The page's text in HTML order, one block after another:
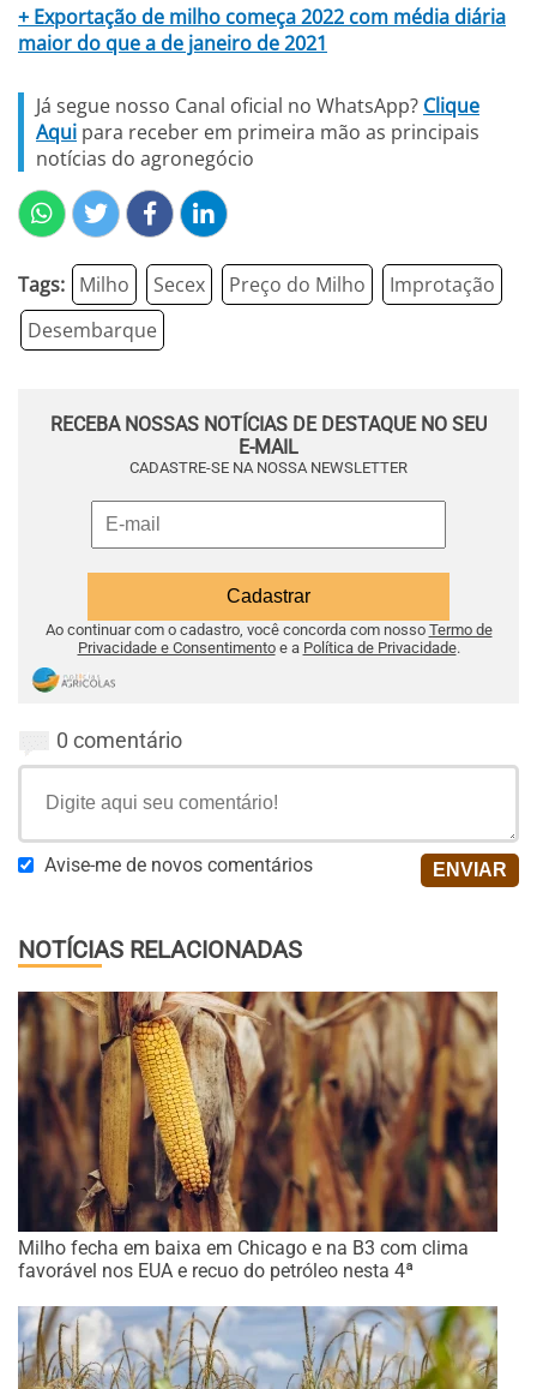
+ Exportação de milho começa 2022 com média diária
maior do que a de janeiro de 2021
Já segue nosso Canal oficial no WhatsApp? Clique
Aqui para receber em primeira mão as principais
notícias do agronegócio
Tags: Milho Secex Preço do Milho
Improtação
Desembarque
RECEBA NOSSAS NOTÍCIAS DE DESTAQUE NO SEU
E-MAIL
CADASTRE-SE NA NOSSA NEWSLETTER
Ao continuar com o cadastro, você concorda com nosso Termo de
Privacidade e Consentimentoe a Política de Privacidade.
0 comentário
Avise-me de novos comentários
NOTÍCIAS RELACIONADAS
Milho fecha em baixa em Chicago e na B3 com clima
favorável nos EUA e recuo do petróleo nesta 4ª